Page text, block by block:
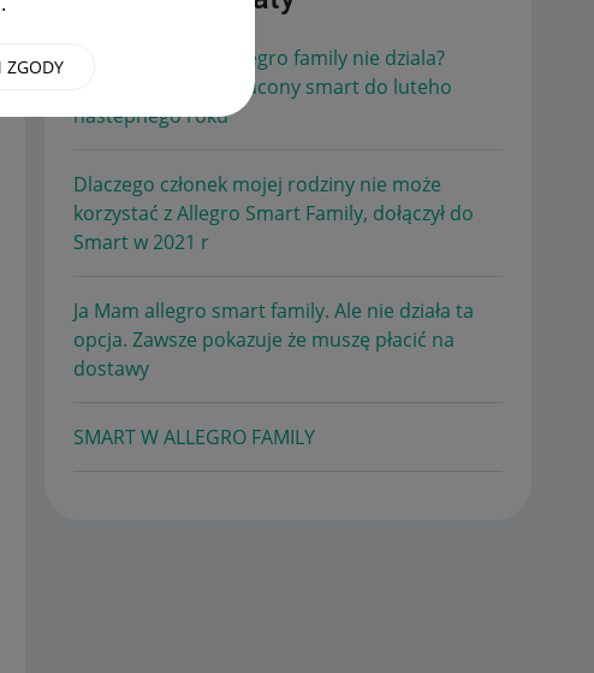
Witam, dlaczego allegro family nie dziala?
Mamy z mezem oplacony smart do luteho
nastepnego roku
Dlaczego członek mojej rodziny nie może
korzystać z Allegro Smart Family, dołączył do
Smart w 2021 r
Ja Mam allegro smart family. Ale nie działa ta
opcja. Zawsze pokazuje że muszę płacić na
dostawy
SMART W ALLEGRO FAMILY